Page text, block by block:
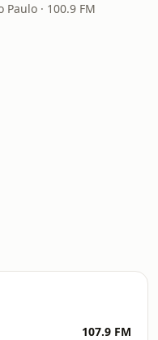
Paulo · 100.9 FM
107.9 FM